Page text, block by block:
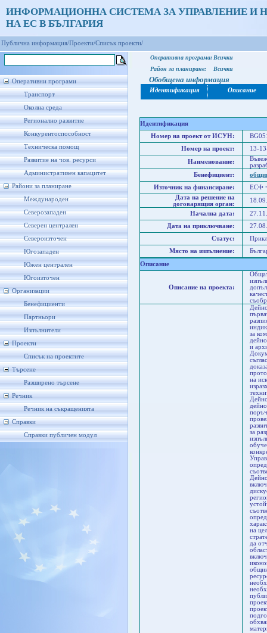
ИНФОРМАЦИОННА СИСТЕМА ЗА УПРАВЛЕНИЕ И
НА ЕС В БЪЛГАРИЯ
Публична информация/Проекти/Списък проекти/
Оперативни програми
Транспорт
Околна среда
Регионално развитие
Конкурентоспособност
Техническа помощ
Развитие на чов. ресурси
Административен капацитет
Райони за планиране
Международен
Северозападен
Северен централен
Североизточен
Югозападен
Южен централен
Югоизточен
Организации
Бенефициенти
Партньори
Изпълнители
Проекти
Списък на проектите
Търсене
Разширено търсене
Речник
Речник на съкращенията
Справки
Справки публичен модул
Оперативна програма: Всички
Район за планиране:
Всички
Обобщена информация
Идентификация Описание
Идентификация
Номер на проект от ИСУН:
Номер на проект:
13-
Наименование:
Бенефициент:
Източник на финансиране:
ЕСФ
Дата на решение на
договарящия орган:
Начална дата:
Дата на приключване:
Статус:
Място на изпълнение:
Описание
Описание на проекта:
за
и
на
за
на
да